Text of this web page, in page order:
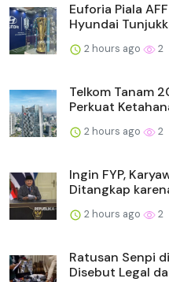
Euforia Piala
Hyundai
2 hours ago 2
Telkom Tanam
Perkuat
2 hours ago 2
Ingin FYP,
Ditangkap
2 hours ago 2
Ratusan Senpi
Disebut Legal